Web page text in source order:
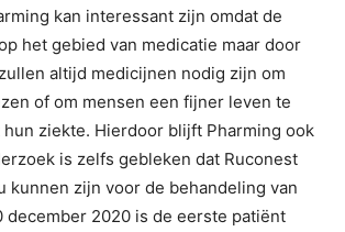
kan interessant zijn omdat de
het gebied van medicatie maar door
altijd medicijnen nodig zijn om
of om mensen een fijner leven te
ziekte. Hierdoor blijft Pharming ook
is zelfs gebleken dat Ruconest
kunnen zijn voor de behandeling van
december 2020 is de eerste patiënt